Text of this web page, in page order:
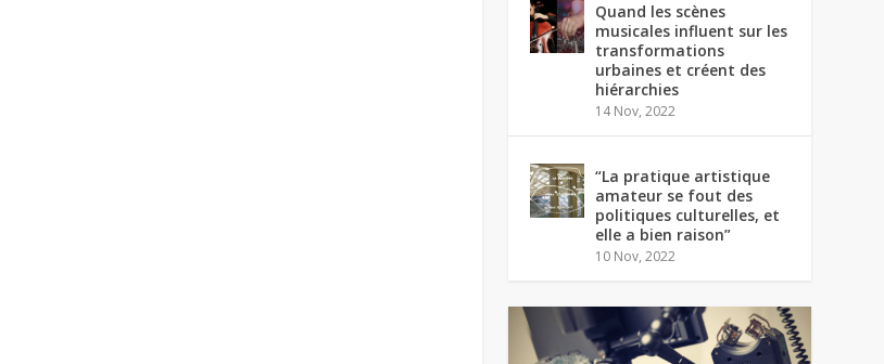
Quand les scènes
musicales influent sur les
transformations
urbaines et créent des
hiérarchies
14 Nov, 2022
“La pratique artistique
amateur se fout des
politiques culturelles, et
elle a bien raison”
10 Nov, 2022